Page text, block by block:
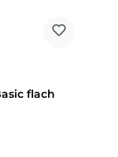
flach